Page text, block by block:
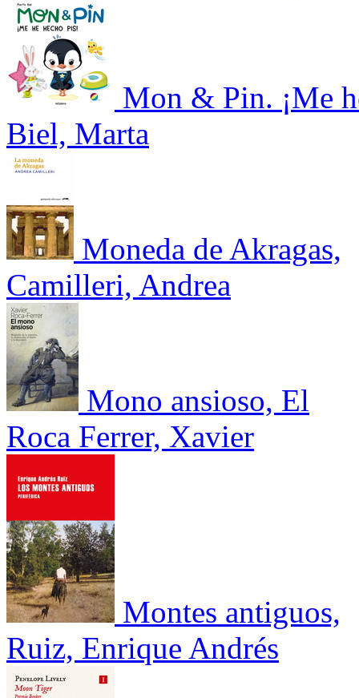
Mon & Pin. ¡Me
Biel, Marta
Moneda de Akragas,
Camilleri, Andrea
Mono ansioso, El
Roca Ferrer, Xavier
Montes antiguos,
Ruiz, Enrique Andrés